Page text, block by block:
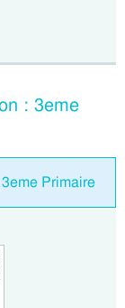
: 3eme
Primaire